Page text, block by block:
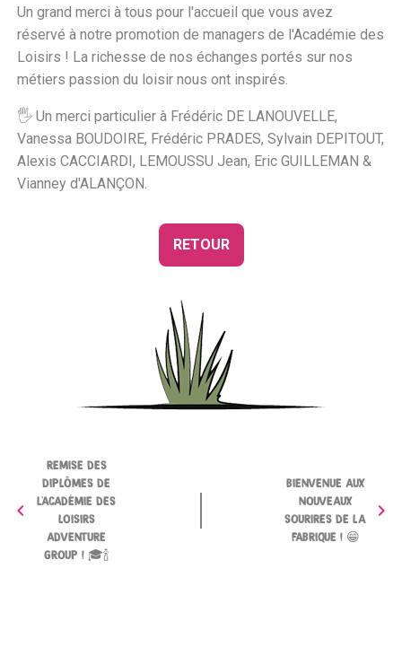
Un grand merci à tous pour l'accueil que vous avez
réservé à notre promotion de managers de l'Académie des
Loisirs ! La richesse de nos échanges portés sur nos
métiers passion du loisir nous ont inspirés.
🖐 Un merci particulier à Frédéric DE LANOUVELLE,
Vanessa BOUDOIRE, Frédéric PRADES, Sylvain DEPITOUT,
Alexis CACCIARDI, LEMOUSSU Jean, Eric GUILLEMAN &
Vianney d'ALANÇON.
RETOUR
chevron_left
REMISE DES
DIPLÔMES DE
L'ACADÉMIE DES
LOISIRS
ADVENTURE
GROUP ! 🎓🍾
BIENVENUE AUX
NOUVEAUX
SOURIRES DE LA
FABRIQUE ! 😁
chevron_right